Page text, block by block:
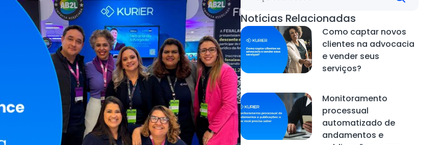
Notícias Relacionadas
Como captar novos
clientes na advocacia
e vender seus
serviços?
Monitoramento
processual
automatizado de
andamentos e